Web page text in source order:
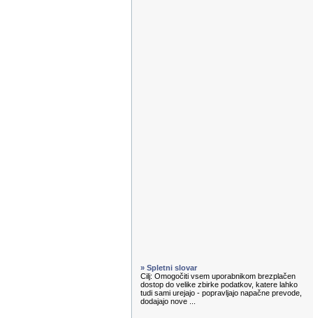
» Spletni slovar
Cilj: Omogočiti vsem uporabnikom brezplačen
dostop do velike zbirke podatkov, katere lahko
tudi sami urejajo - popravljajo napačne prevode,
dodajajo nove ...